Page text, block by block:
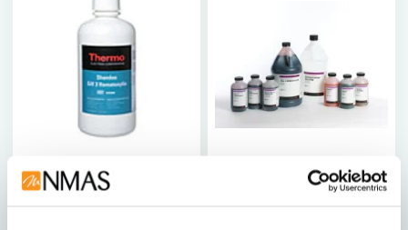
EPREDIA
Hematoxylin Gill 2, 2 x 1
Hematoxylin HARRIS,